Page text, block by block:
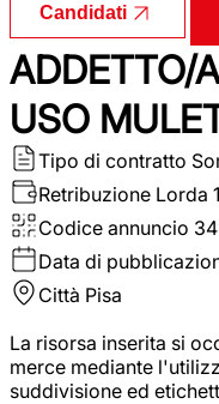
Candidati
ADDETTO/
USO
Tipo di contratto
Retribuzione Lorda
Codice annuncio
Data di
Città Pisa
La risorsa inserita si
merce mediante
suddivisione ed